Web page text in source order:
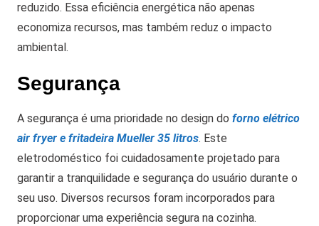
reduzido. Essa eficiência energética não apenas
economiza recursos, mas também reduz o impacto
ambiental.
Segurança
A segurança é uma prioridade no design do forno elétrico
air fryer e fritadeira Mueller 35 litros. Este
eletrodoméstico foi cuidadosamente projetado para
garantir a tranquilidade e segurança do usuário durante o
seu uso. Diversos recursos foram incorporados para
proporcionar uma experiência segura na cozinha.